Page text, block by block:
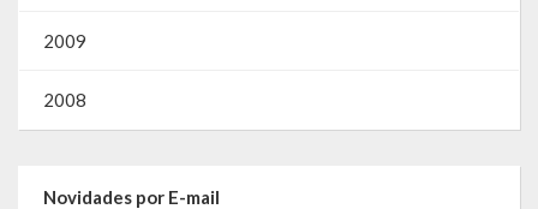
2009
2008
Novidades por E-mail